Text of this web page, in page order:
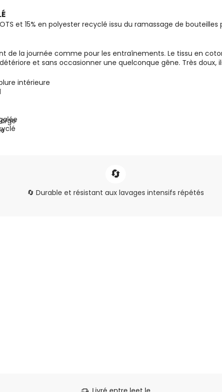
et 15% en polyester recyclé issu du ramassage de
de la journée comme pour les entraînements. Le tissu en
et sans occasionner une quelconque gêne. Très doux,
intérieure
🔄
🔄 Durable et résistant aux lavages intensifs répétés